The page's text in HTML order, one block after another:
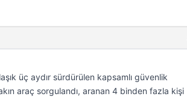
üç aydır sürdürülen kapsamlı güvenlik
araç sorgulandı, aranan 4 binden fazla kişi